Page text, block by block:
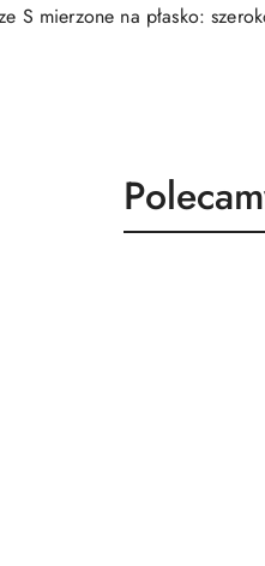
S mierzone na płasko:
o